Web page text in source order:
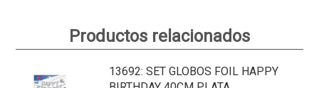
Productos relacionados
13692: SET GLOBOS FOIL HAPPY